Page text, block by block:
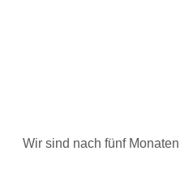
Wir sind nach fünf